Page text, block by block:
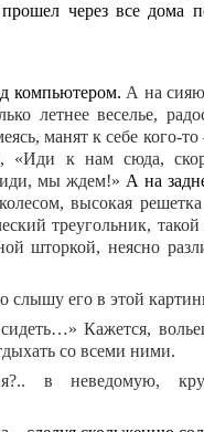
через все дома
компьютером. А на
летнее веселье,
манят к себе кого-
«Иди к нам сюда,
иди, мы ждем!» А на
высокая
треугольник,
шторкой, неясно
слышу его в
Кажется,
со всеми ними.
неведомую,